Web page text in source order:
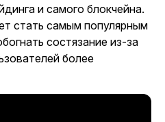
и самого блокчейна.
стать самым популярным
состязание из-за
более